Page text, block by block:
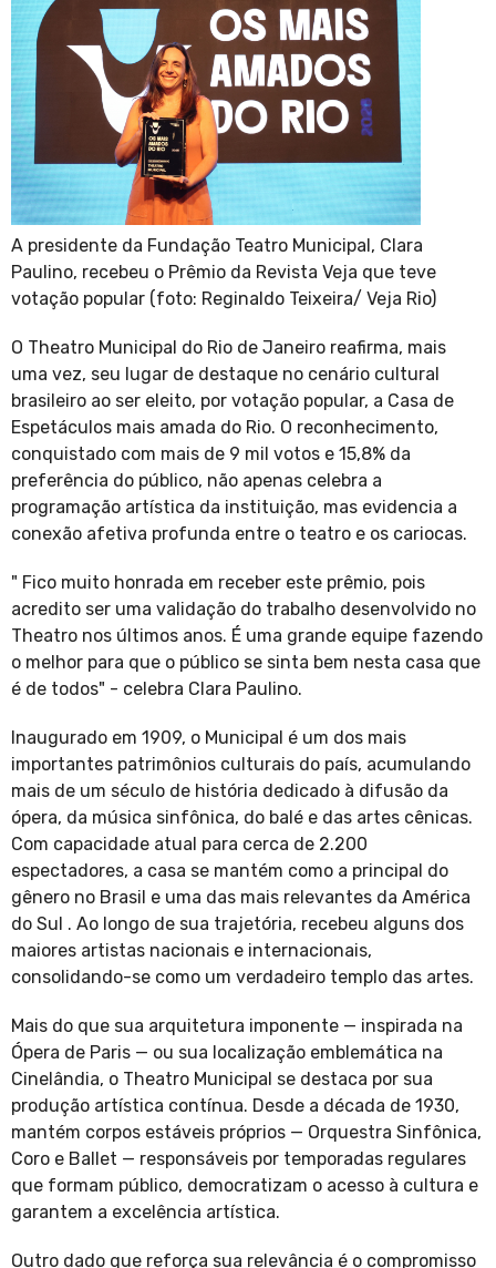
A presidente da Fundação Teatro Municipal, Clara
Paulino, recebeu o Prêmio da Revista Veja que teve
votação popular (foto: Reginaldo Teixeira/ Veja Rio)
O Theatro Municipal do Rio de Janeiro reafirma, mais
uma vez, seu lugar de destaque no cenário cultural
brasileiro ao ser eleito, por votação popular, a Casa de
Espetáculos mais amada do Rio. O reconhecimento,
conquistado com mais de 9 mil votos e 15,8% da
preferência do público, não apenas celebra a
programação artística da instituição, mas evidencia a
conexão afetiva profunda entre o teatro e os cariocas.
" Fico muito honrada em receber este prêmio, pois
acredito ser uma validação do trabalho desenvolvido no
Theatro nos últimos anos. É uma grande equipe fazendo
o melhor para que o público se sinta bem nesta casa que
é de todos" - celebra Clara Paulino.
Inaugurado em 1909, o Municipal é um dos mais
importantes patrimônios culturais do país, acumulando
mais de um século de história dedicado à difusão da
ópera, da música sinfônica, do balé e das artes cênicas.
Com capacidade atual para cerca de 2.200
espectadores, a casa se mantém como a principal do
gênero no Brasil e uma das mais relevantes da América
do Sul . Ao longo de sua trajetória, recebeu alguns dos
maiores artistas nacionais e internacionais,
consolidando-se como um verdadeiro templo das artes.
Mais do que sua arquitetura imponente — inspirada na
Ópera de Paris — ou sua localização emblemática na
Cinelândia, o Theatro Municipal se destaca por sua
produção artística contínua. Desde a década de 1930,
mantém corpos estáveis próprios — Orquestra Sinfônica,
Coro e Ballet — responsáveis por temporadas regulares
que formam público, democratizam o acesso à cultura e
garantem a excelência artística.
Outro dado que reforça sua relevância é o compromisso